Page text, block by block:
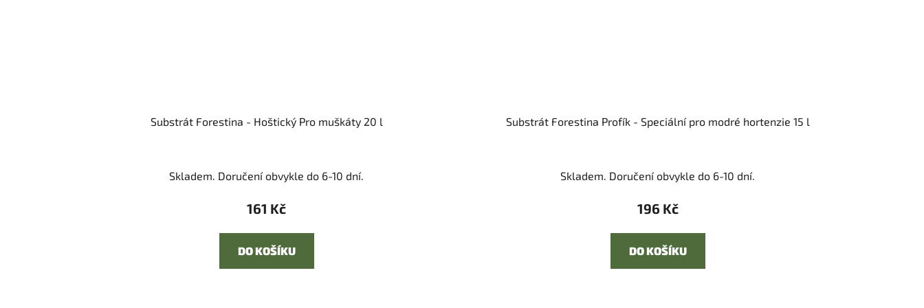
Substrát Forestina - Hoštický Pro muškáty 20 l
Skladem. Doručení obvykle do 6-10 dní.
161 Kč
DO KOŠÍKU
Substrát Forestina Profík - Speciální pro modré hortenzie 15 l
Skladem. Doručení obvykle do 6-10 dní.
196 Kč
DO KOŠÍKU